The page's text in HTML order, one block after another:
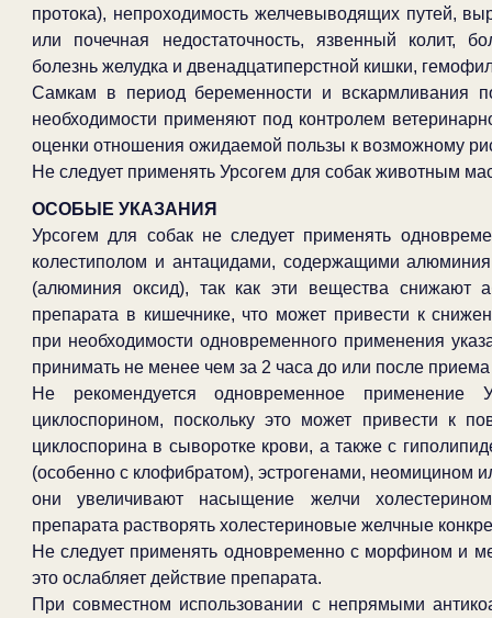
протока), непроходимость желчевыводящих путей,
или почечная недостаточность, язвенный колит,
болезнь желудка и двенадцатиперстной кишки,
Самкам в период беременности и вскармливания
необходимости применяют под контролем
оценки отношения ожидаемой пользы к возможному
Не следует применять Урсогем для собак животным
ОСОБЫЕ УКАЗАНИЯ
Урсогем для собак не следует применять
колестиполом и антацидами, содержащими алюминия
(алюминия оксид), так как эти вещества снижают
препарата в кишечнике, что может привести к
при необходимости одновременного применения
принимать не менее чем за 2 часа до или после
Не рекомендуется одновременное
циклоспорином, поскольку это может привести к
циклоспорина в сыворотке крови, а также с
(особенно с клофибратом), эстрогенами, неомицином
они увеличивают насыщение желчи
препарата растворять холестериновые желчные
Не следует применять одновременно с морфином и
это ослабляет действие препарата.
При совместном использовании с непрямыми